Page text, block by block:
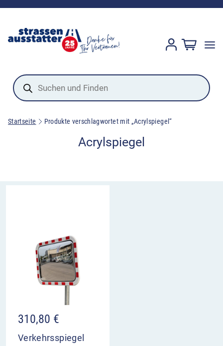
Products
search
Startseite Produkte verschlagwortet mit „Acrylspiegel“
Acrylspiegel
310,80 €
Verkehrsspiegel